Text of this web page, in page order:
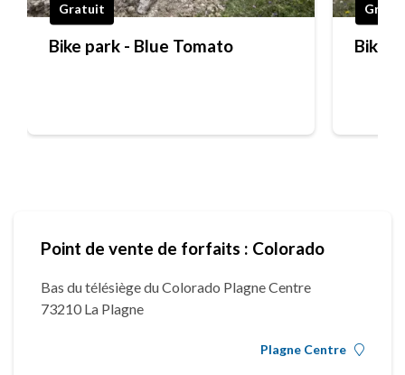
Gratuit
Bike park - Blue Tomato Bike
Point de vente de forfaits : Colorado
Bas du télésiège du Colorado Plagne Centre
73210 La Plagne
Plagne Centre